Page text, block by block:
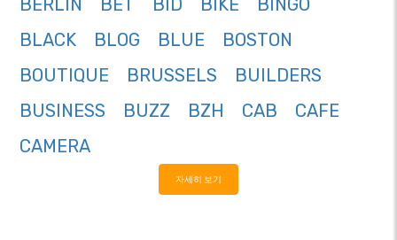
BERLIN
BET BID BIKE
BINGO
BLACK
BLOG BLUE
BOSTON
BOUTIQUE
BRUSSELS
BUILDERS
BUSINESS
BUZZ BZH CAB
CAFE
CAMERA
자세히 보기